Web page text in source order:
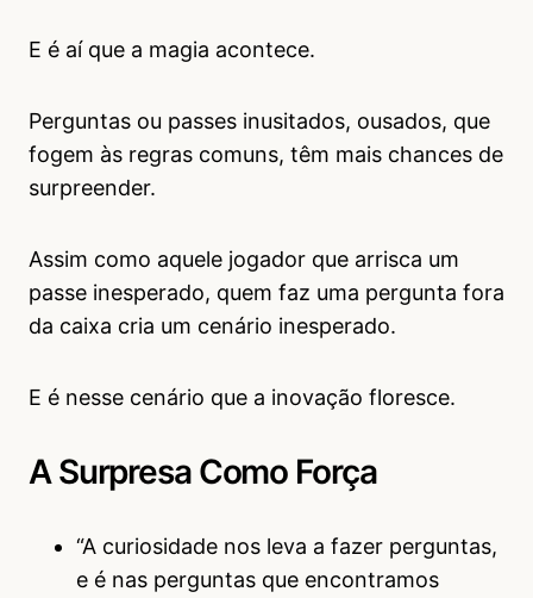
E é aí que a magia acontece.
Perguntas ou passes inusitados, ousados, que
fogem às regras comuns, têm mais chances de
surpreender.
Assim como aquele jogador que arrisca um
passe inesperado, quem faz uma pergunta fora
da caixa cria um cenário inesperado.
E é nesse cenário que a inovação floresce.
A Surpresa Como Força
“A curiosidade nos leva a fazer perguntas,
e é nas perguntas que encontramos